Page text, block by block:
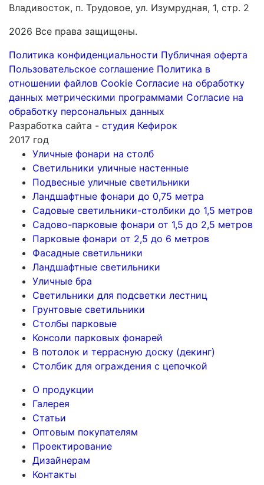
Владивосток, п. Трудовое, ул. Изумрудная, 1, стр. 2
2026 Все права защищены.
Политика конфиденциальности Публичная оферта
Пользовательское соглашение Политика в
отношении файлов Cookie Согласие на обработку
данных метрическими программами Согласие на
обработку персональных данных
Разработка сайта - студия Кефирок
2017 год
Уличные фонари на столб
Светильники уличные настенные
Подвесные уличные светильники
Ландшафтные фонари до 0,75 метра
Садовые светильники-столбики до 1,5 метров
Садово-парковые фонари от 1,5 до 2,5 метров
Парковые фонари от 2,5 до 6 метров
Фасадные светильники
Ландшафтные светильники
Уличные бра
Светильники для подсветки лестниц
Грунтовые светильники
Столбы парковые
Консоли парковых фонарей
В потолок и террасную доску (декинг)
Столбик для ограждения с цепочкой
О продукции
Галерея
Статьи
Оптовым покупателям
Проектирование
Дизайнерам
Контакты